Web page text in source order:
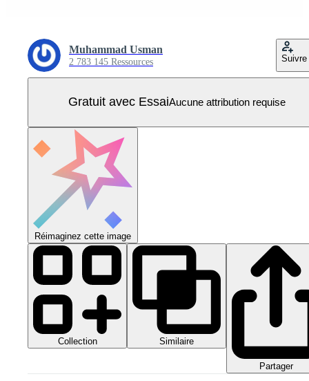
Muhammad Usman
2 783 145 Ressources Suivre
Gratuit avec EssaiAucune attribution requise
Réimaginez cette image
Collection Similaire
Partager